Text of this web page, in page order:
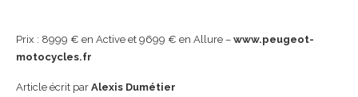
Prix : 8999 € en Active et 9699 € en Allure – www.peugeot-
motocycles.fr
Article écrit par Alexis Dumétier